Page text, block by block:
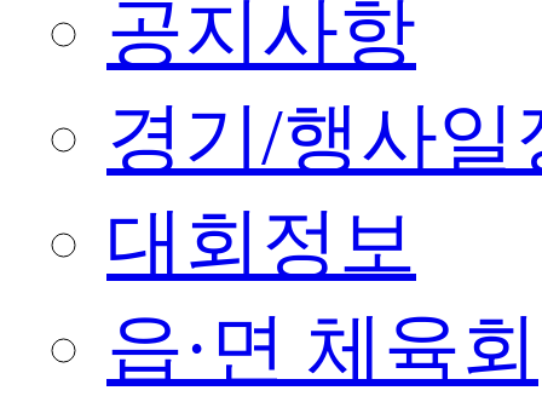
공지사항
경기/행사일
대회정보
읍·면 체육회